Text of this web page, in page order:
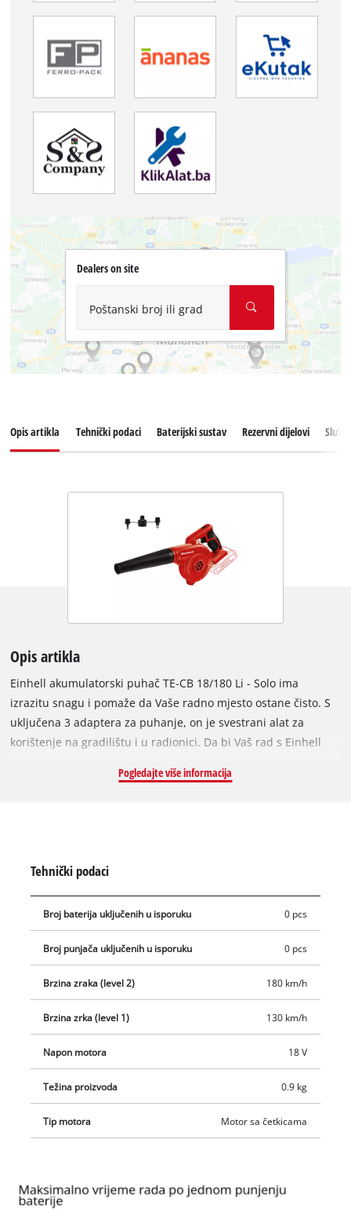
Dealers on site
Poštanski broj ili grad
Opis artikla Tehnički podaci Baterijski sustav Rezervni dijelovi
Opis artikla
Einhell akumulatorski puhač TE-CB 18/180 Li - Solo ima
izrazitu snagu i pomaže da Vaše radno mjesto ostane čisto. S
uključena 3 adaptera za puhanje, on je svestrani alat za
korištenje na gradilištu i u radionici. Da bi Vaš rad s Einhell
baterija iz obitelji Power X-Change. To je akumulatorski sistem
180 km/h i brojem okretaja do 15,500 min-1, akumulatorski
puhač pruža izrazitu energiju i snagu. Opremljen je
elektronskom kontrolom brzine za podešavanje prema
izrazito je ugodan za korištenje. U isporuku nije uključena
baterija i punjač, ali možete ih kupiti zasebno.
Pogledajte više informacija
Tehnički podaci
Broj baterija uključenih u isporuku 0 pcs
Broj punjača uključenih u isporuku 0 pcs
Brzina zraka (level 2) 180 km/h
Brzina zrka (level 1) 130 km/h
Napon motora 18 V
Težina proizvoda 0.9 kg
Tip motora Motor sa četkicama